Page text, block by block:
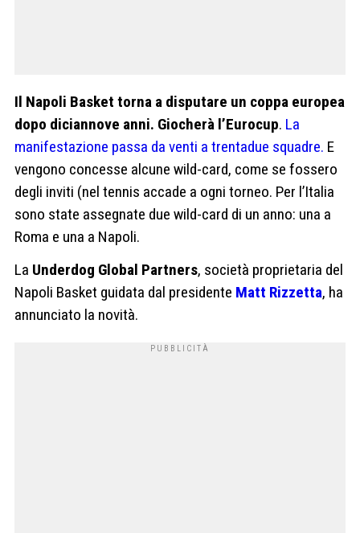
Il Napoli Basket torna a disputare un coppa europea
dopo diciannove anni. Giocherà l’Eurocup. La
manifestazione passa da venti a trentadue squadre. E
vengono concesse alcune wild-card, come se fossero
degli inviti (nel tennis accade a ogni torneo. Per l’Italia
sono state assegnate due wild-card di un anno: una a
Roma e una a Napoli.
La Underdog Global Partners, società proprietaria del
Napoli Basket guidata dal presidente Matt Rizzetta, ha
annunciato la novità.